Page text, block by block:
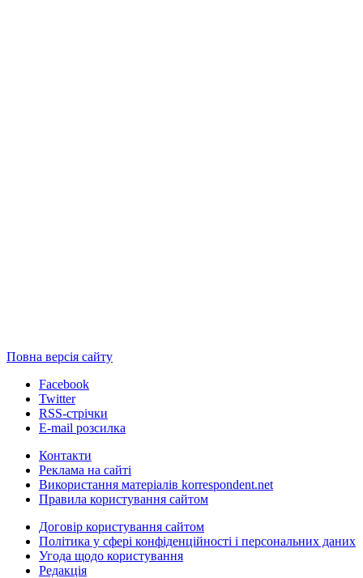
Повна версія сайту
Facebook
Twitter
RSS-стрічки
E-mail розсилка
Контакти
Реклама на сайті
Використання матеріалів korrespondent.net
Правила користування сайтом
Договір користування сайтом
Політика у сфері конфіденційності і персональних даних
Угода щодо користування
Редакція